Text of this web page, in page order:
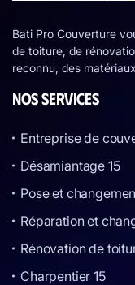
Bati Pro Couverture
de toiture, de
reconnu, des
NOS SERVICES
Entreprise de
Désamiantage 15
Pose et
Réparation et
Rénovation de
Charpentier 15